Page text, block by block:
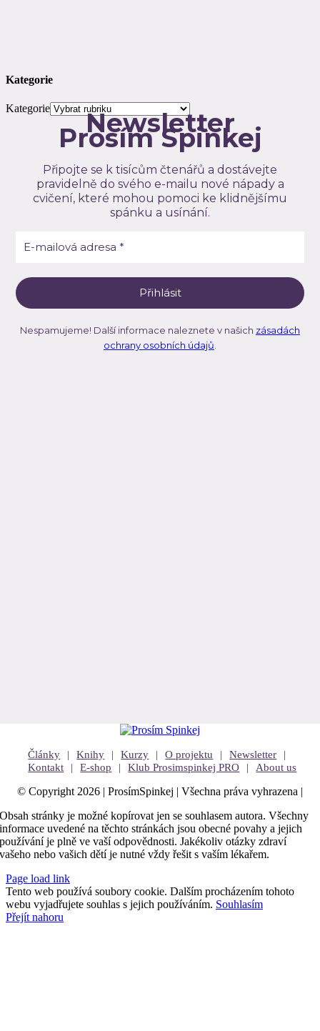
Kategorie
Kategorie Newsletter
Prosím Spinkej
Připojte se k tisícům čtenářů a dostávejte
pravidelně do svého e-mailu nové nápady a
cvičení, které mohou pomoci ke klidnějšímu
spánku a usínání.
Nespamujeme! Další informace naleznete v našich zásadách
ochrany osobních údajů
Články Knihy Kurzy O projektu
Newsletter
Kontakt
E-shop Klub Prosimspinkej PRO About us
© Copyright 2026 | ProsímSpinkej | Všechna práva vyhrazena |
Obsah stránky je možné kopírovat jen se souhlasem autora. Všechny
informace uvedené na těchto stránkách jsou obecné povahy a jejich
používání je plně ve vaší odpovědnosti. Jakékoliv otázky zdraví
vašeho nebo vašich dětí je nutné vždy řešit s vaším lékařem.
Page load link
Tento web používá soubory cookie. Dalším procházením tohoto
webu vyjadřujete souhlas s jejich používáním. Souhlasím
Přejít nahoru